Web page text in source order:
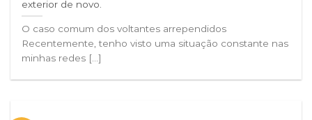
exterior de novo.
O caso comum dos voltantes arrependidos
Recentemente, tenho visto uma situação constante nas
minhas redes [...]